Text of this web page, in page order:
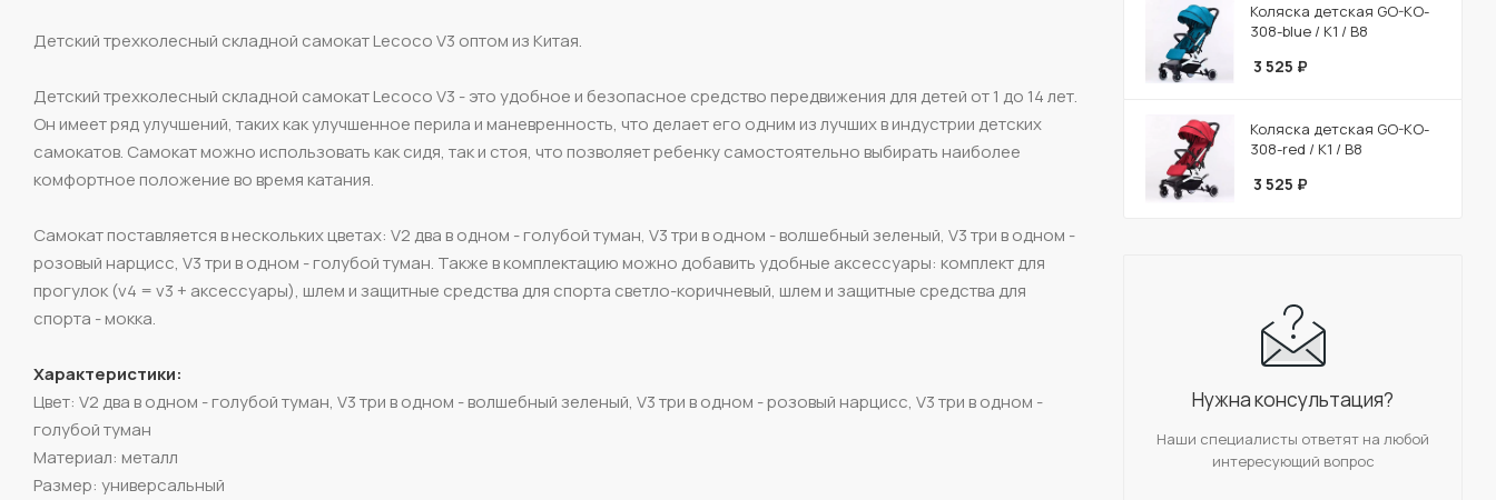
Детский трехколесный складной самокат Lecoco V3 оптом из Китая.
Детский трехколесный складной самокат Lecoco V3 - это удобное и безопасное средство передвижения для детей от 1 до 14 лет.
Он имеет ряд улучшений, таких как улучшенное перила и маневренность, что делает его одним из лучших в индустрии детских
самокатов. Самокат можно использовать как сидя, так и стоя, что позволяет ребенку самостоятельно выбирать наиболее
комфортное положение во время катания.
Самокат поставляется в нескольких цветах: V2 два в одном - голубой туман, V3 три в одном - волшебный зеленый, V3 три в одном -
розовый нарцисс, V3 три в одном - голубой туман. Также в комплектацию можно добавить удобные аксессуары: комплект для
прогулок (v4 = v3 + аксессуары), шлем и защитные средства для спорта светло-коричневый, шлем и защитные средства для
спорта - мокка.
Характеристики:
Цвет: V2 два в одном - голубой туман, V3 три в одном - волшебный зеленый, V3 три в одном - розовый нарцисс, V3 три в одном -
голубой туман
Материал: металл
Размер: универсальный
Коляска детская GO-KO-
308-blue / К1 / В8
3 525 ₽
Коляска детская GO-KO-
308-red / К1 / В8
3 525 ₽
Нужна консультация?
Наши специалисты ответят на любой
интересующий вопрос